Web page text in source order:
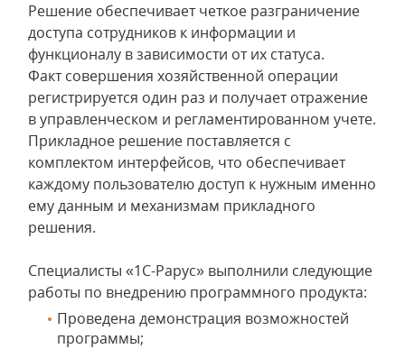
Решение обеспечивает четкое разграничение
доступа сотрудников к информации и
функционалу в зависимости от их статуса.
Факт совершения хозяйственной операции
регистрируется один раз и получает отражение
в управленческом и регламентированном учете.
Прикладное решение поставляется с
комплектом интерфейсов, что обеспечивает
каждому пользователю доступ к нужным именно
ему данным и механизмам прикладного
решения.
Специалисты «1С-Рарус» выполнили следующие
работы по внедрению программного продукта:
Проведена демонстрация возможностей
программы;